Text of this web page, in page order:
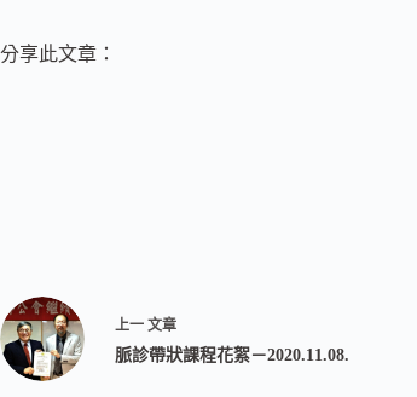
分享此文章：
上一 文章
脈診帶狀課程花絮－2020.11.08.